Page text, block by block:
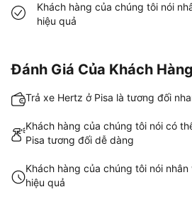
Khách hàng của chúng tôi nói
hiệu quả
Đánh Giá Của Khách Hàng
Trả xe Hertz ở Pisa là tương đối
Khách hàng của chúng tôi nói có
Pisa tương đối dễ dàng
Khách hàng của chúng tôi nói
hiệu quả